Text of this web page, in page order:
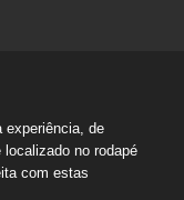
experiência, de
no rodapé
com estas
DO NORTE. Todos os